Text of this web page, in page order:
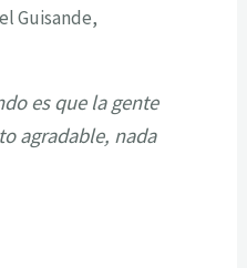
Guisande,
es que la gente
agradable, nada